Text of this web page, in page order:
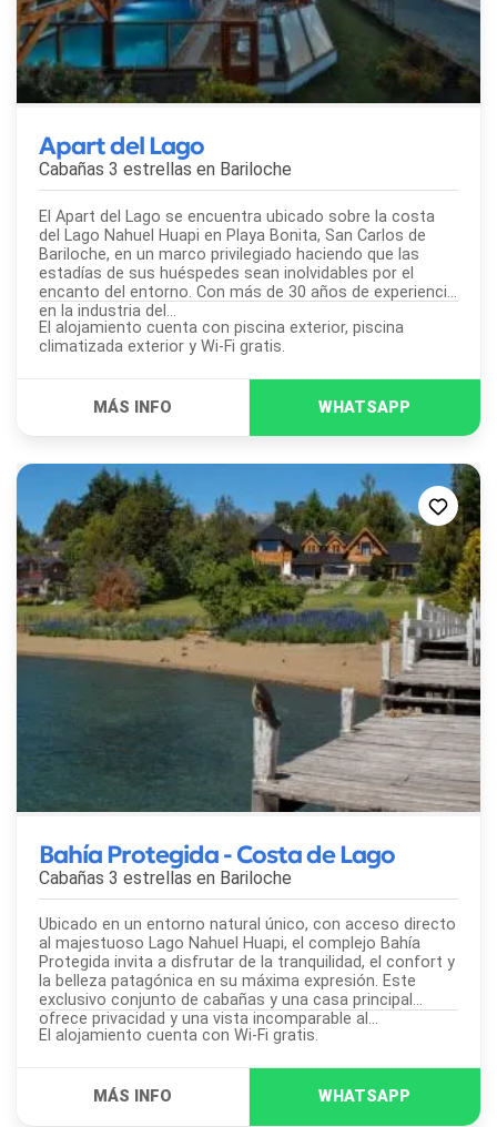
Apart del Lago
Cabañas 3 estrellas en Bariloche
El Apart del Lago se encuentra ubicado sobre la costa
del Lago Nahuel Huapi en Playa Bonita, San Carlos de
Bariloche, en un marco privilegiado haciendo que las
estadías de sus huéspedes sean inolvidables por el
encanto del entorno. Con más de 30 años de experiencia
en la industria del...
El alojamiento cuenta con piscina exterior, piscina
climatizada exterior y Wi-Fi gratis.
Bahía Protegida - Costa de Lago
Cabañas 3 estrellas en Bariloche
Ubicado en un entorno natural único, con acceso directo
al majestuoso Lago Nahuel Huapi, el complejo Bahía
Protegida invita a disfrutar de la tranquilidad, el confort y
la belleza patagónica en su máxima expresión. Este
exclusivo conjunto de cabañas y una casa principal
ofrece privacidad y una vista incomparable al...
El alojamiento cuenta con Wi-Fi gratis.